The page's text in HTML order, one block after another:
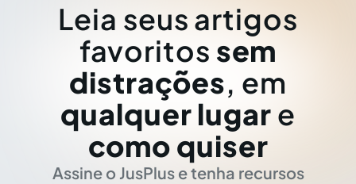
Leia seus artigos
favoritos sem
distrações, em
qualquer lugar e
como quiser
Assine o JusPlus e tenha recursos